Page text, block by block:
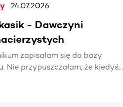
24.07.2026
- Dawczyni
zapisałam się do bazy
Nie przypuszczałam, że kiedyś